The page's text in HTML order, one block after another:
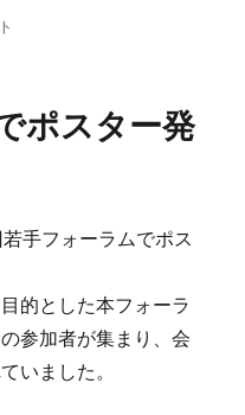
ポスター発
手フォーラムでポス
的とした本フォーラ
参加者が集まり、会
いました。